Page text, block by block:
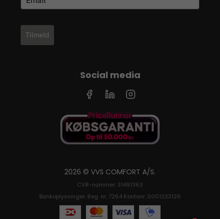
Tilmeld
Social media
2026 © VVS COMFORT A/S.
CVR-nummer: 31491363
Bankoplysninger: Reg. nr. 7264 Kontonr. 0001233126